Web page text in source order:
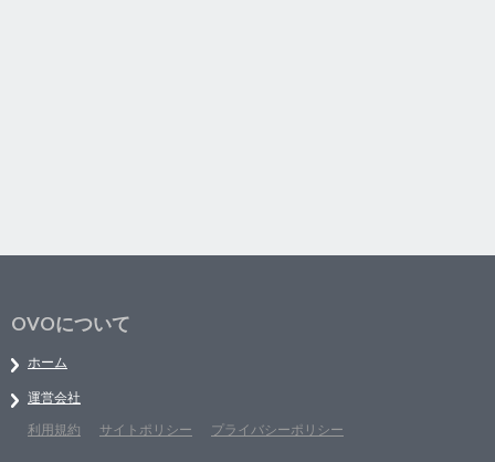
OVOについて
ホーム
運営会社
利用規約
サイトポリシー プライバシーポリシー